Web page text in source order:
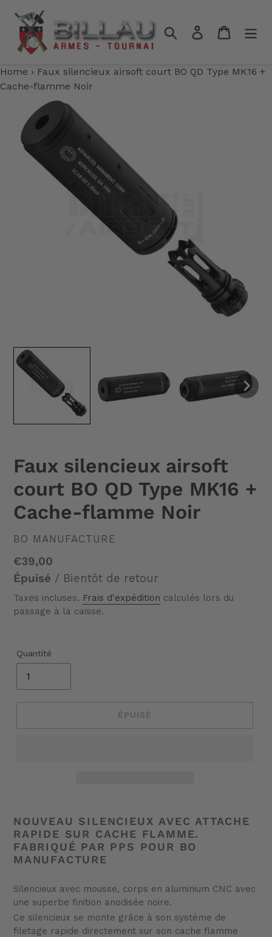
contenu
RechercherSe connecter
Panier
Home › Faux silencieux airsoft court BO QD Type MK16 +
Cache-flamme Noir
Faux silencieux airsoft
court BO QD Type MK16 +
Cache-flamme Noir
DISTRIBUTEUR
BO MANUFACTURE
Prix
normal
€39,00
Épuisé / Bientôt de retour
Taxes incluses. Frais d'expédition calculés lors du
passage à la caisse.
Quantité
ÉPUISÉ
d'un
produit
à
votre
NOUVEAU SILENCIEUX AVEC ATTACHE
RAPIDE SUR CACHE FLAMME.
FABRIQUÉ PAR PPS POUR BO
MANUFACTURE
Silencieux avec mousse, corps en aluminium CNC avec
une superbe finition anodisée noire.
Ce silencieux se monte grâce à son système de
filetage rapide directement sur son cache flamme